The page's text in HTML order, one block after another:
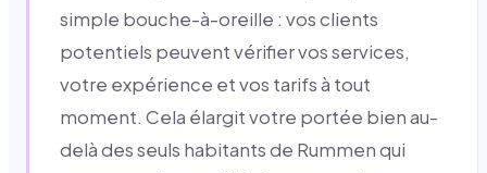
simple bouche-à-oreille : vos clients
potentiels peuvent vérifier vos services,
votre expérience et vos tarifs à tout
moment. Cela élargit votre portée bien au-
delà des seuls habitants de Rummen qui